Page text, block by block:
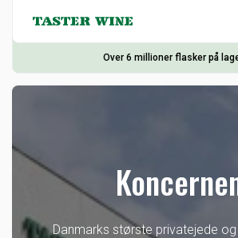
Over 6 millioner flasker på
Danmarks største privatejede